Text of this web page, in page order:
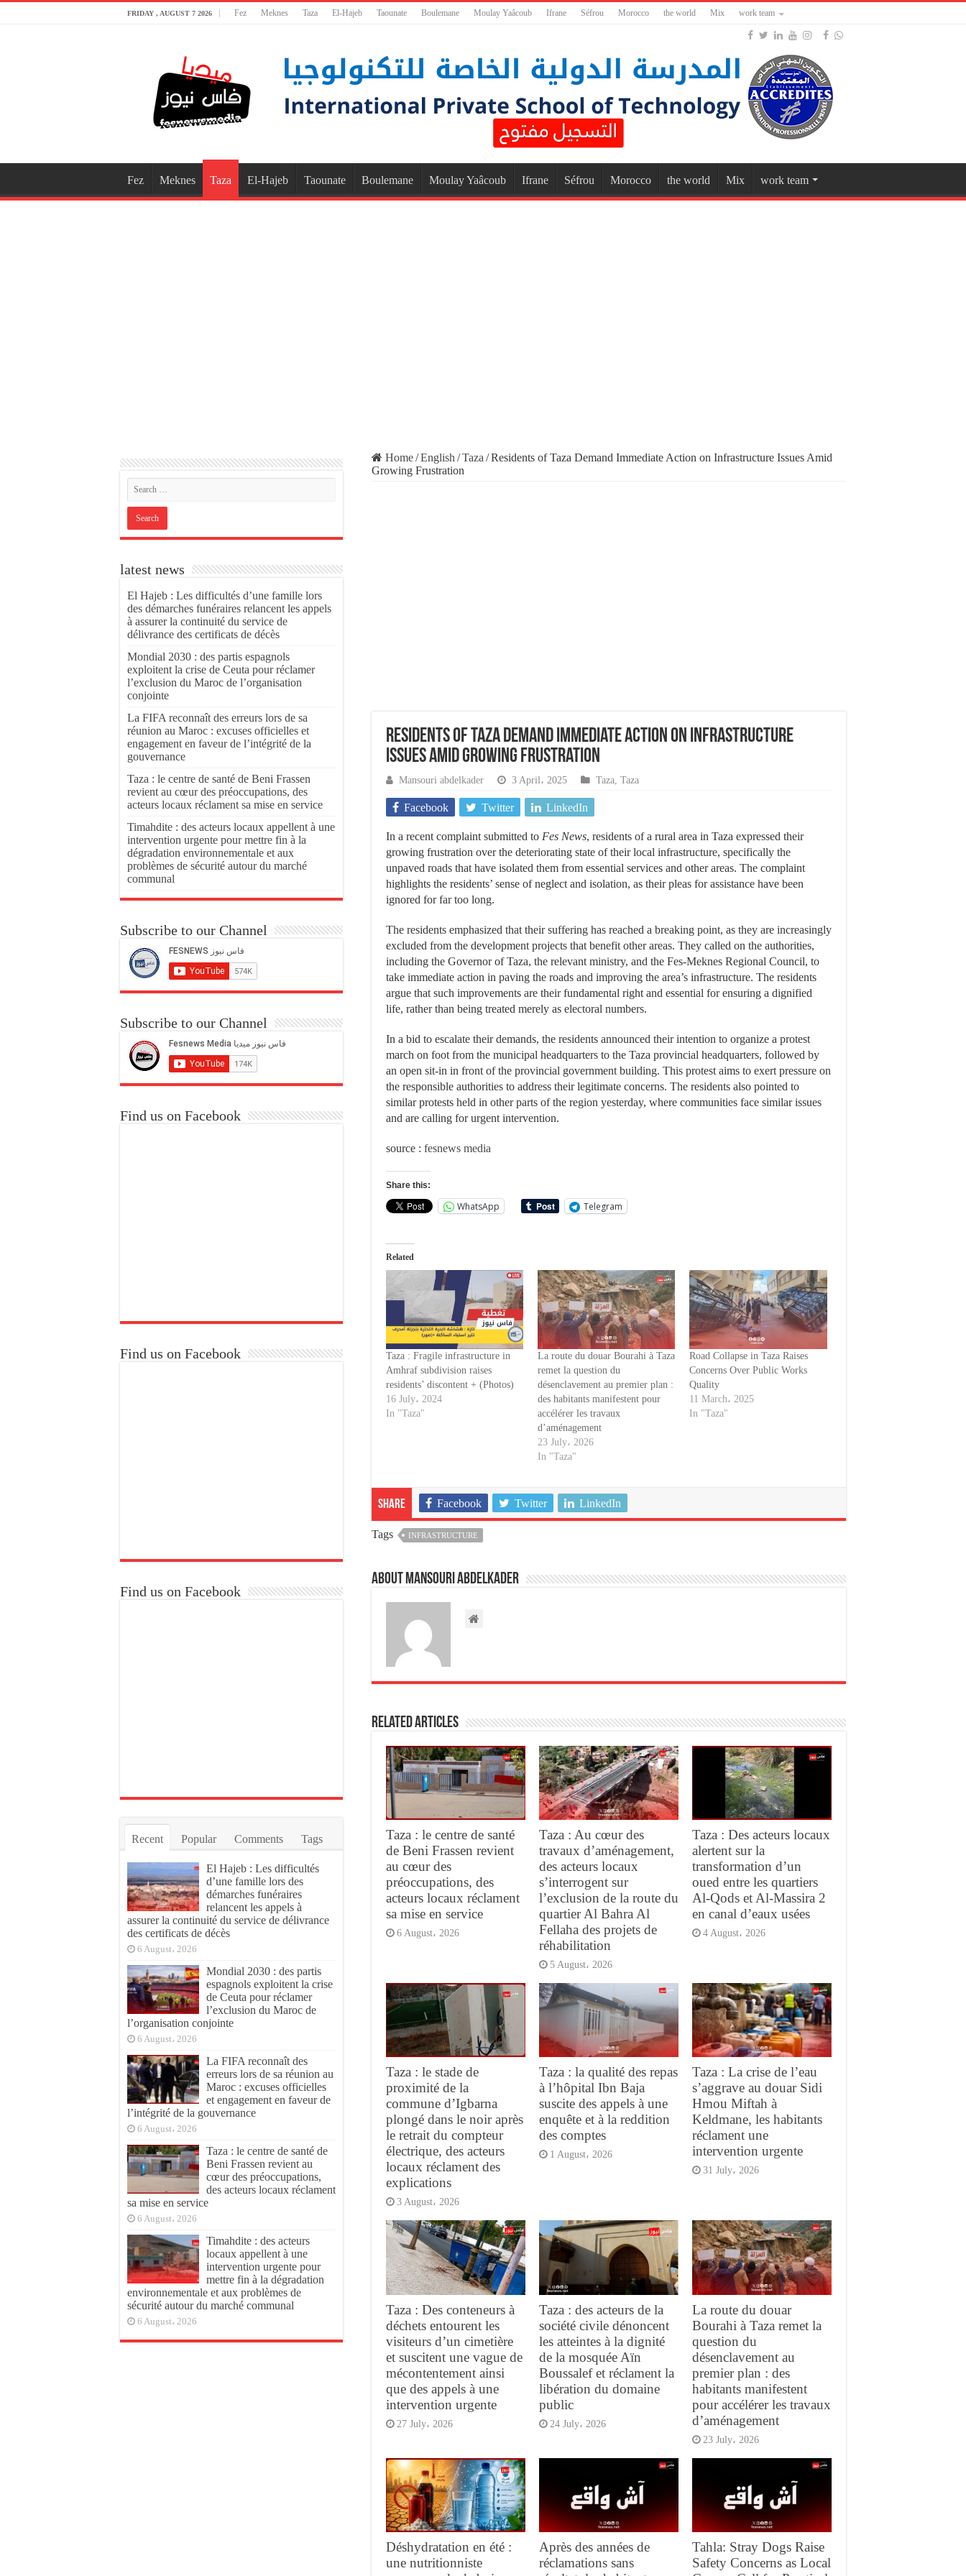
FRIDAY , AUGUST 7 2026 Fez Meknes Taza El-Hajeb Taounate Boulemane Moulay Yaâcoub Ifrane Séfrou Morocco the world Mix work team
Fez Meknes Taza El-Hajeb Taounate Boulemane Moulay Yaâcoub Ifrane Séfrou Morocco the world Mix work team
Home/English /Taza /Residents of Taza Demand Immediate Action on Infrastructure Issues Amid
Growing Frustration
Residents of Taza Demand Immediate Action on Infrastructure
Issues Amid Growing Frustration
Mansouri abdelkader 3 April، 2025 Taza, Taza
Facebook Twitter LinkedIn
In a recent complaint submitted to Fes News, residents of a rural area in Taza expressed their
growing frustration over the deteriorating state of their local infrastructure, specifically the
unpaved roads that have isolated them from essential services and other areas. The complaint
highlights the residents’ sense of neglect and isolation, as their pleas for assistance have been
ignored for far too long.
The residents emphasized that their suffering has reached a breaking point, as they are increasingly
excluded from the development projects that benefit other areas. They called on the authorities,
including the Governor of Taza, the relevant ministry, and the Fes-Meknes Regional Council, to
take immediate action in paving the roads and improving the area’s infrastructure. The residents
argue that such improvements are their fundamental right and essential for ensuring a dignified
life, rather than being treated merely as electoral numbers.
In a bid to escalate their demands, the residents announced their intention to organize a protest
march on foot from the municipal headquarters to the Taza provincial headquarters, followed by
an open sit-in in front of the provincial government building. This protest aims to exert pressure on
the responsible authorities to address their legitimate concerns. The residents also pointed to
similar protests held in other parts of the region yesterday, where communities face similar issues
and are calling for urgent intervention.
source : fesnews media
Share this:
WhatsApp Telegram
Related
Taza : Fragile infrastructure in
Amhraf subdivision raises
residents’ discontent + (Photos)
16 July، 2024
In "Taza"
La route du douar Bourahi à Taza
remet la question du
désenclavement au premier plan :
des habitants manifestent pour
accélérer les travaux
d’aménagement
23 July، 2026
In "Taza"
Road Collapse in Taza Raises
Concerns Over Public Works
Quality
11 March، 2025
In "Taza"
Share Facebook Twitter LinkedIn
Tags INFRASTRUCTURE
About Mansouri abdelkader
Related Articles
Taza : le centre de santé
de Beni Frassen revient
au cœur des
préoccupations, des
acteurs locaux réclament
sa mise en service
6 August، 2026
Taza : Au cœur des
travaux d’aménagement,
des acteurs locaux
s’interrogent sur
l’exclusion de la route du
quartier Al Bahra Al
Fellaha des projets de
réhabilitation
5 August، 2026
Taza : Des acteurs locaux
alertent sur la
transformation d’un
oued entre les quartiers
Al-Qods et Al-Massira 2
en canal d’eaux usées
4 August، 2026
Taza : le stade de
proximité de la
commune d’Igbarna
plongé dans le noir après
le retrait du compteur
électrique, des acteurs
locaux réclament des
explications
3 August، 2026
Taza : la qualité des repas
à l’hôpital Ibn Baja
suscite des appels à une
enquête et à la reddition
des comptes
1 August، 2026
Taza : La crise de l’eau
s’aggrave au douar Sidi
Hmou Miftah à
Keldmane, les habitants
réclament une
intervention urgente
31 July، 2026
Taza : Des conteneurs à
déchets entourent les
visiteurs d’un cimetière
et suscitent une vague de
mécontentement ainsi
que des appels à une
intervention urgente
27 July، 2026
Taza : des acteurs de la
société civile dénoncent
les atteintes à la dignité
de la mosquée Aïn
Boussalef et réclament la
libération du domaine
public
24 July، 2026
La route du douar
Bourahi à Taza remet la
question du
désenclavement au
premier plan : des
habitants manifestent
pour accélérer les travaux
d’aménagement
23 July، 2026
Déshydratation en été :
une nutritionniste
Après des années de
réclamations sans
Tahla: Stray Dogs Raise
Safety Concerns as Local
latest news
El Hajeb : Les difficultés d’une famille lors
des démarches funéraires relancent les appels
à assurer la continuité du service de
délivrance des certificats de décès
Mondial 2030 : des partis espagnols
exploitent la crise de Ceuta pour réclamer
l’exclusion du Maroc de l’organisation
conjointe
La FIFA reconnaît des erreurs lors de sa
réunion au Maroc : excuses officielles et
engagement en faveur de l’intégrité de la
gouvernance
Taza : le centre de santé de Beni Frassen
revient au cœur des préoccupations, des
acteurs locaux réclament sa mise en service
Timahdite : des acteurs locaux appellent à une
intervention urgente pour mettre fin à la
dégradation environnementale et aux
problèmes de sécurité autour du marché
communal
Subscribe to our Channel
Subscribe to our Channel
Find us on Facebook
Find us on Facebook
Find us on Facebook
Recent Popular Comments Tags
El Hajeb : Les difficultés
d’une famille lors des
démarches funéraires
relancent les appels à
assurer la continuité du service de délivrance
des certificats de décès
6 August، 2026
Mondial 2030 : des partis
espagnols exploitent la crise
de Ceuta pour réclamer
l’exclusion du Maroc de
l’organisation conjointe
6 August، 2026
La FIFA reconnaît des
erreurs lors de sa réunion au
Maroc : excuses officielles
et engagement en faveur de
l’intégrité de la gouvernance
6 August، 2026
Taza : le centre de santé de
Beni Frassen revient au
cœur des préoccupations,
des acteurs locaux réclament
sa mise en service
6 August، 2026
Timahdite : des acteurs
locaux appellent à une
intervention urgente pour
mettre fin à la dégradation
environnementale et aux problèmes de
sécurité autour du marché communal
6 August، 2026